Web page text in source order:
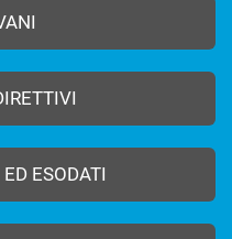
ESODATI